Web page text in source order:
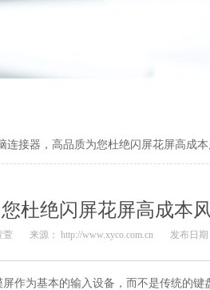
连接器，高品质为您杜绝闪屏花屏高成本
杜绝闪屏花屏高成本
萱 来源： http://www.xyco.com.cn 发布日期
作为基本的输入设备，而不是传统的